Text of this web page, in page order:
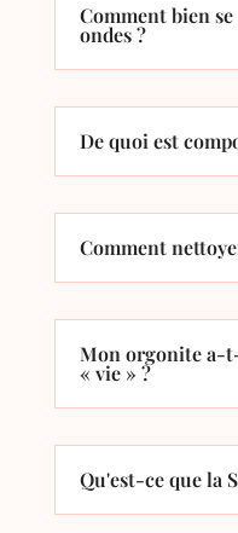
Comment bien
ondes ?
De quoi est
Comment
Mon orgonite a-
« vie » ?
Qu'est-ce que la